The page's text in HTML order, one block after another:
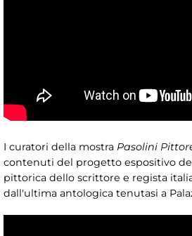
I curatori della mostra Pasolini
contenuti del progetto espositivo
pittorica dello scrittore e regista
dall'ultima antologica tenutasi a